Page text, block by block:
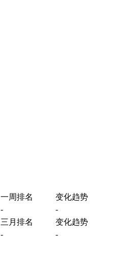
一周排名
变化趋势
-
-
三月排名
变化趋势
- -